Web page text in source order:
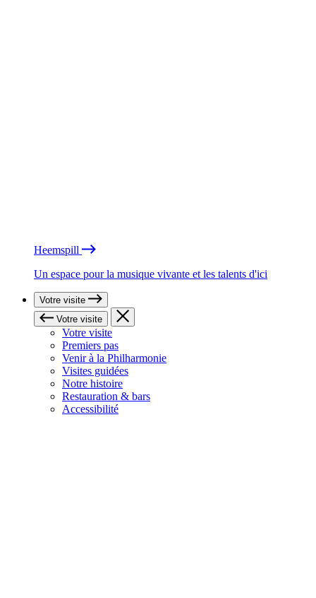
Heemspill
Un espace pour la musique vivante et les talents d'ici
Votre visite
Votre visite
Votre visite
Premiers pas
Venir à la Philharmonie
Visites guidées
Notre histoire
Restauration & bars
Accessibilité